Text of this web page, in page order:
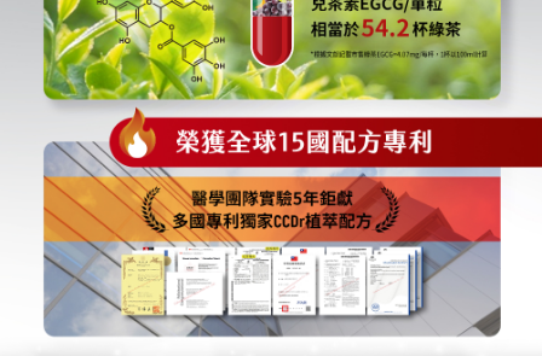
任。
４．使用「AFTEE先享後付」時，將依據個別帳號之用戶狀況，依本公司即
時審查核予不同之上限額度；若仍有額度不足之情形，本公司將視審查結果
請求用戶進行身份認證。
５．嚴禁一人註冊多個帳號或使用他人資訊註冊。若發現惡意使用之情形，
恩沛科技股份有限公司將有權停止該用戶之使用額度並採取法律行動。
每筆NT$60，滿NT$699(含以上)免運費
宅配
每筆NT$120，滿NT$1,000(含以上)免運費
每筆NT$120，滿NT$1,000(含以上)免運費